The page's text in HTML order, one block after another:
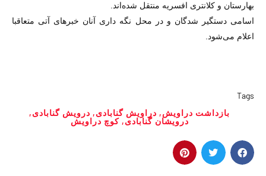
بهارستان و کلانتری افسریه منتقل شده‌اند.
اسامی دستگیر شدگان و در محل نگه داری آنان خبرهای آتی متعاقبا
اعلام می‌شود.
Tags
بازداشت دراویش, دراویش گنابادی, درویش گنابادی,
درویشان گنابادی,کوچ دراویش